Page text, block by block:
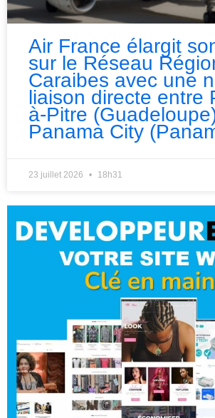
Air France élargit
sur le Réseau
Caraibes avec une
liaison directe entre
à-Pitre
Panama City
23 juillet 2026 18h31